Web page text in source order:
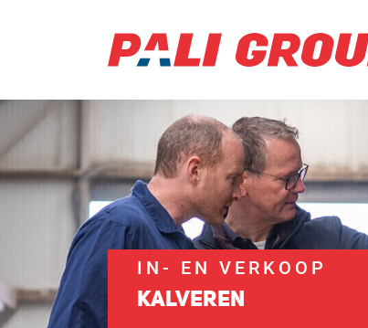
IN- EN VERKOOP
KALVEREN